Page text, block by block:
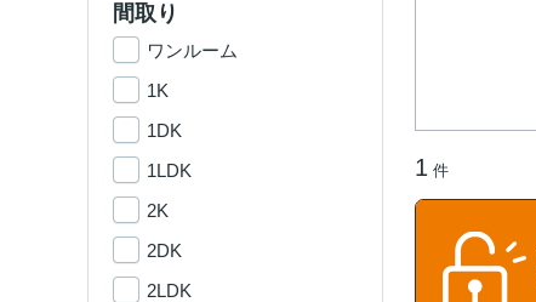
1 件
間取り
ワンルーム
1K
1DK
1LDK
2K
2DK
2LDK